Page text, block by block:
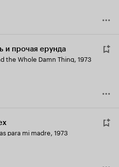
и прочая ерунда
the Whole Damn Thing, 1973
para mi madre, 1973